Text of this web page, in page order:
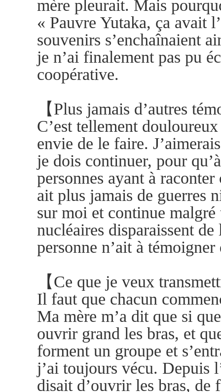
mère pleurait. Mais
« Pauvre Yutaka, ça avait
souvenirs s’enchaînaient
je n’ai finalement pas pu
coopérative.
【Plus jamais d’autres
C’est tellement
envie de le faire.
je dois continuer, pour
personnes ayant à
ait plus jamais de guerres
sur moi et continue
nucléaires disparaissent
personne n’ait à
【Ce que je veux
Il faut que chacun
Ma mère m’a dit que si
ouvrir grand les bras, et
forment un groupe et
j’ai toujours vécu. Depuis
disait d’ouvrir les bras, de